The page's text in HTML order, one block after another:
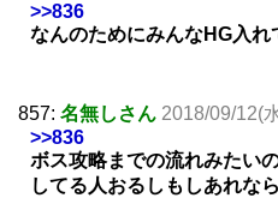
>>836
なんのためにみんなHG入れ
857: 名無しさん 2018/09/12(
>>836
ボス攻略までの流れみたい
してる人おるしもしあれな